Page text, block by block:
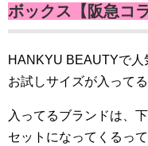
ボックス【阪急コ
HANKYU BEAUTYで
お試しサイズが入って
入ってるブランドは、
セットになってくるって